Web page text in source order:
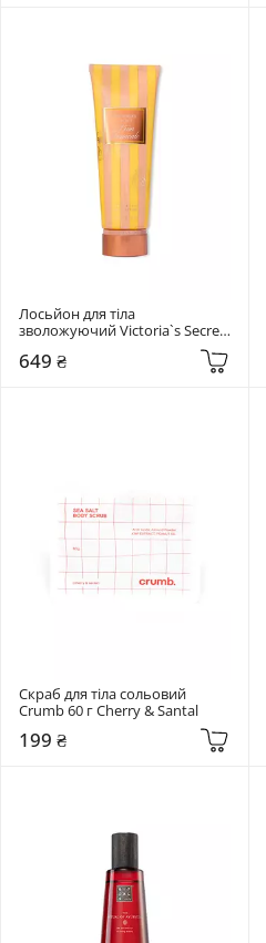
Лосьйон для тіла
зволожуючий Victoria`s Secret
649 ₴
Скраб для тіла сольовий
Crumb 60 г Cherry & Santal
199 ₴